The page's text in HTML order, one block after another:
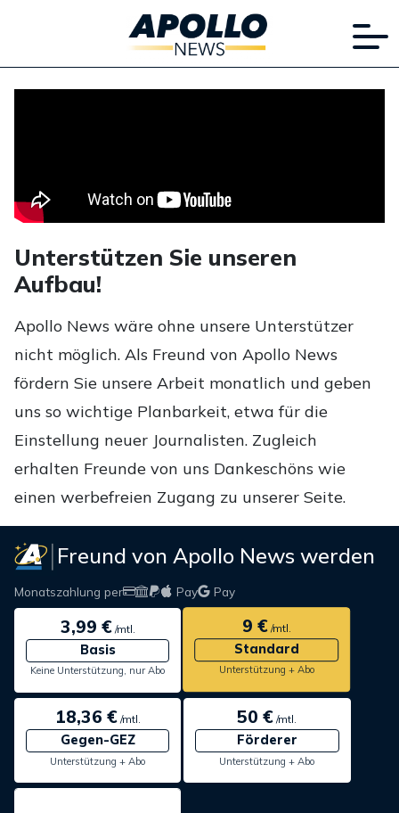
Unterstützen Sie unseren
Aufbau!
Apollo News wäre ohne unsere Unterstützer
nicht möglich. Als Freund von Apollo News
fördern Sie unsere Arbeit monatlich und geben
uns so wichtige Planbarkeit, etwa für die
Einstellung neuer Journalisten. Zugleich
erhalten Freunde von uns Dankeschöns wie
einen werbefreien Zugang zu unserer Seite.
Freund von Apollo News werden
Monatszahlung per Pay Pay
3,99 €/mtl.
Basis
Keine Unterstützung, nur Abo
9 €/mtl.
Standard
Unterstützung + Abo
18,36 €/mtl.
Gegen-GEZ
Unterstützung + Abo
50 € /mtl.
Förderer
Unterstützung + Abo